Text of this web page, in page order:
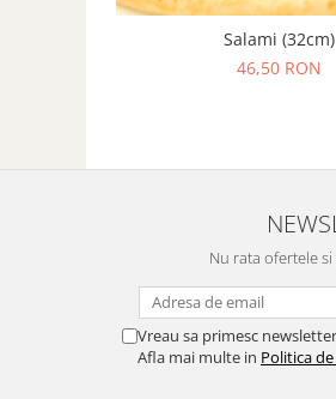
Salami (32cm)
46,50 RON
Nu rata ofertele
Vreau sa primesc
Afla mai multe in Politica